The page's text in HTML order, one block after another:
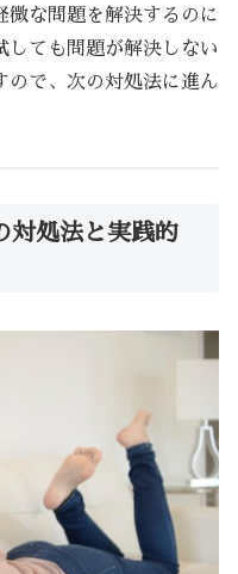
微な問題を解決するのに
しても問題が解決しない
ので、次の対処法に進ん
対処法と実践的